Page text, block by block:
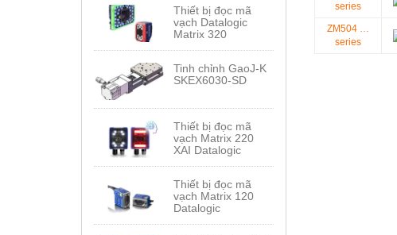
Thiết bị đọc mã
vạch Datalogic
Matrix 320
Tinh chỉnh GaoJ-K
SKEX6030-SD
Thiết bị đọc mã
vạch Matrix 220
XAI Datalogic
Thiết bị đọc mã
vạch Matrix 120
Datalogic
series
ZM504 …
series